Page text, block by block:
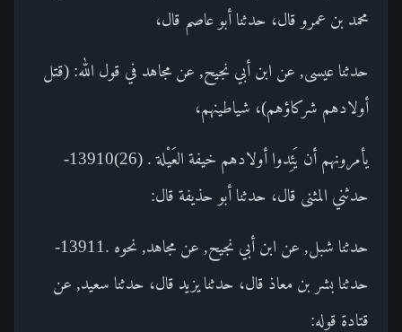
محمد بن عمرو قال، حدثنا أبو عاصم قال،
حدثنا عيسى, عن ابن أبي نجيح, عن مجاهد في قول الله: (قتل
أولادهم شركاؤهم)، شياطينهم،
يأمرونهم أن يَئِدوا أولادهم خيفة العَيْلة . (26)13910-
حدثني المثنى قال، حدثنا أبو حذيفة قال:
حدثنا شبل, عن ابن أبي نجيح, عن مجاهد, نحوه .13911-
حدثنا بشر بن معاذ قال، حدثنا يزيد قال، حدثنا سعيد, عن
قتادة قوله: